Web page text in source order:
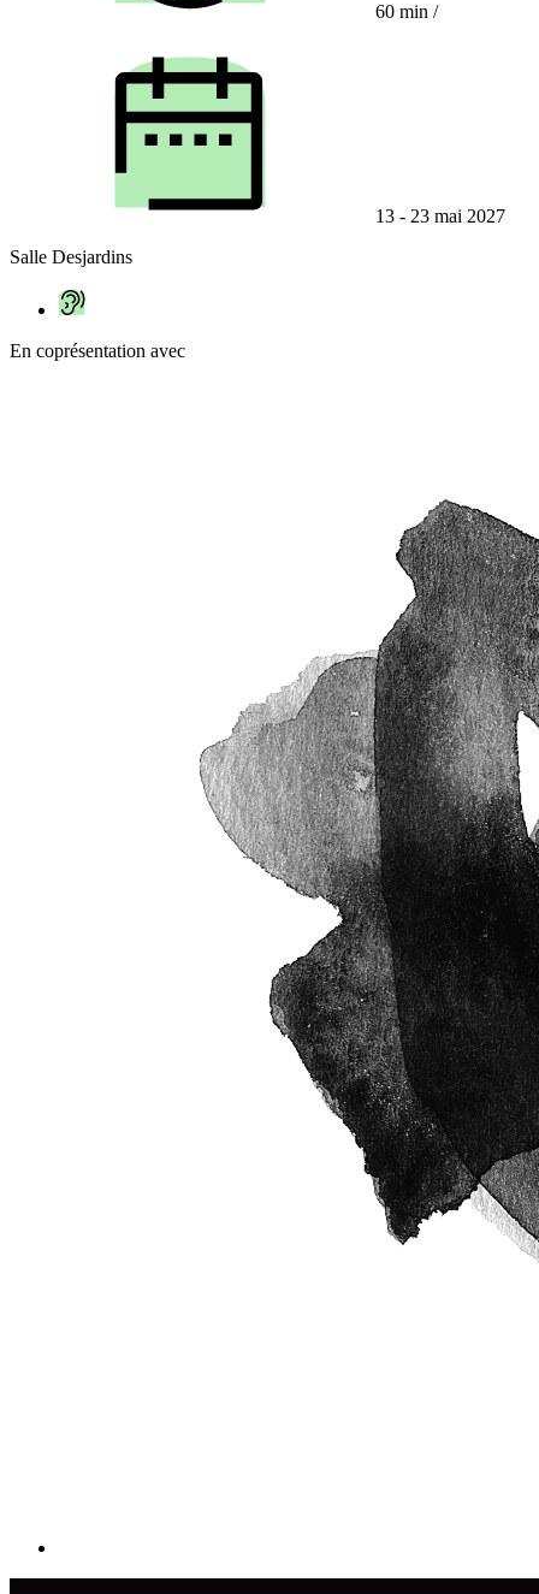
60 min /
13 - 23 mai 2027
Salle Desjardins
En coprésentation avec